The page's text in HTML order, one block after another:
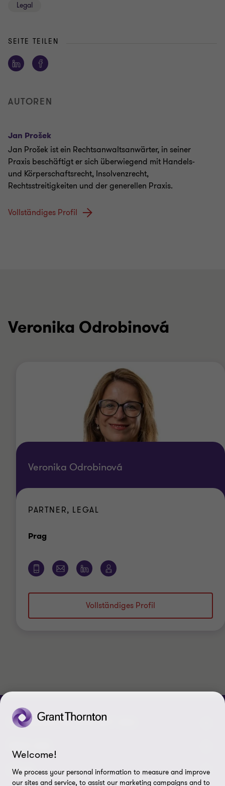
Legal
SEITE TEILEN
AUTOREN
Jan Prošek
Jan Prošek ist ein Rechtsanwaltsanwärter, in seiner
Praxis beschäftigt er sich überwiegend mit Handels-
und Körperschaftsrecht, Insolvenzrecht,
Rechtsstreitigkeiten und der generellen Praxis.
Vollständiges Profil
Veronika Odrobinová
Veronika Odrobinová
PARTNER, LEGAL
Prag
Vollständiges Profil
VERBINDEN SIE SICH MIT UNS
Unsere Experten
Grant Thornton in der Tschechischen Republik
LEGAL
Welcome!
We process your personal information to measure and improve
our sites and service, to assist our marketing campaigns and to